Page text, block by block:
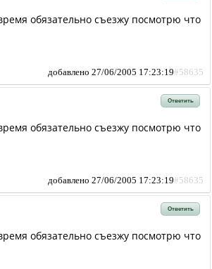
обязательно съезжу посмотрю что
добавлено 27/06/2005 17:23:19#58635
Ответить
обязательно съезжу посмотрю что
добавлено 27/06/2005 17:23:19#58635
Ответить
обязательно съезжу посмотрю что